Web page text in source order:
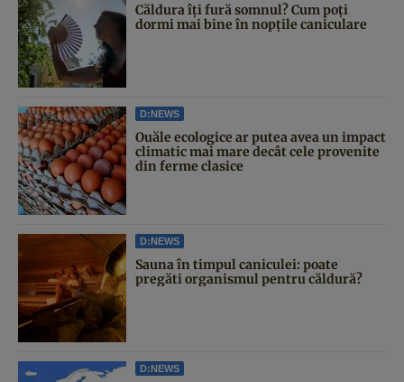
Căldura îți fură somnul? Cum poți
dormi mai bine în nopțile caniculare
D:NEWS
Ouăle ecologice ar putea avea un impact
climatic mai mare decât cele provenite
din ferme clasice
D:NEWS
Sauna în timpul caniculei: poate
pregăti organismul pentru căldură?
D:NEWS